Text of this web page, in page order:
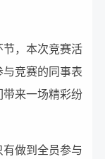
节，本次竞赛活
竞赛的同事表
带来一场精彩纷
做到全员参与